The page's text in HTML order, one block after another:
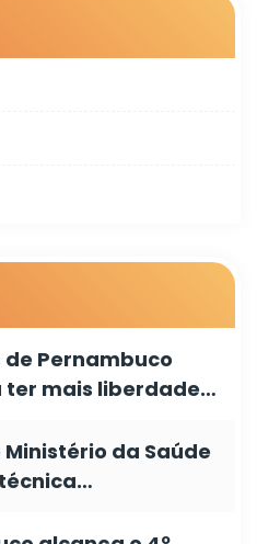
Pernambuco
ter mais liberdade…
Ministério da Saúde